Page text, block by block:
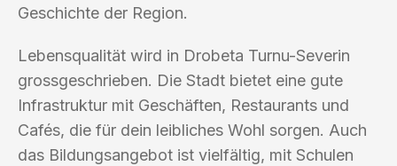
Geschichte der Region.
Lebensqualität wird in Drobeta Turnu-Severin
grossgeschrieben. Die Stadt bietet eine gute
Infrastruktur mit Geschäften, Restaurants und
Cafés, die für dein leibliches Wohl sorgen. Auch
das Bildungsangebot ist vielfältig, mit Schulen